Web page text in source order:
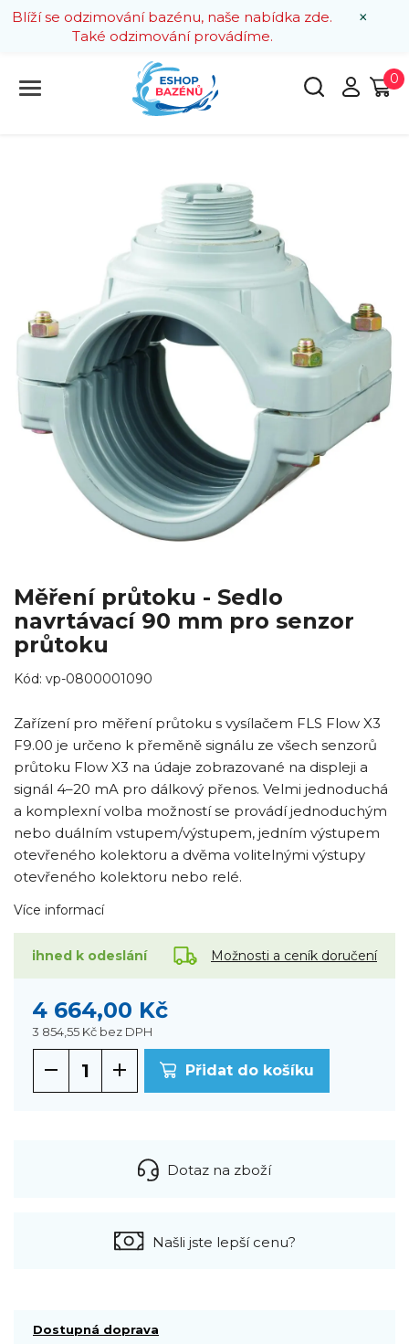
×
Blíží se odzimování bazénu, naše nabídka zde.
Také odzimování provádíme.
0
Měření průtoku - Sedlo
navrtávací 90 mm pro senzor
průtoku
Kód: vp-0800001090
Zařízení pro měření průtoku s vysílačem FLS Flow X3
F9.00 je určeno k přeměně signálu ze všech senzorů
průtoku Flow X3 na údaje zobrazované na displeji a
signál 4–20 mA pro dálkový přenos. Velmi jednoduchá
a komplexní volba možností se provádí jednoduchým
nebo duálním vstupem/výstupem, jedním výstupem
otevřeného kolektoru a dvěma volitelnými výstupy
otevřeného kolektoru nebo relé.
Více informací
ihned k odeslání Možnosti a ceník doručení
4 664,00 Kč
3 854,55 Kč bez DPH
Přidat do košíku
Dotaz na zboží
Našli jste lepší cenu?
Dostupná doprava